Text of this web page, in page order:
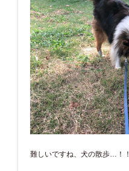
難しいですね、犬の散歩…！！